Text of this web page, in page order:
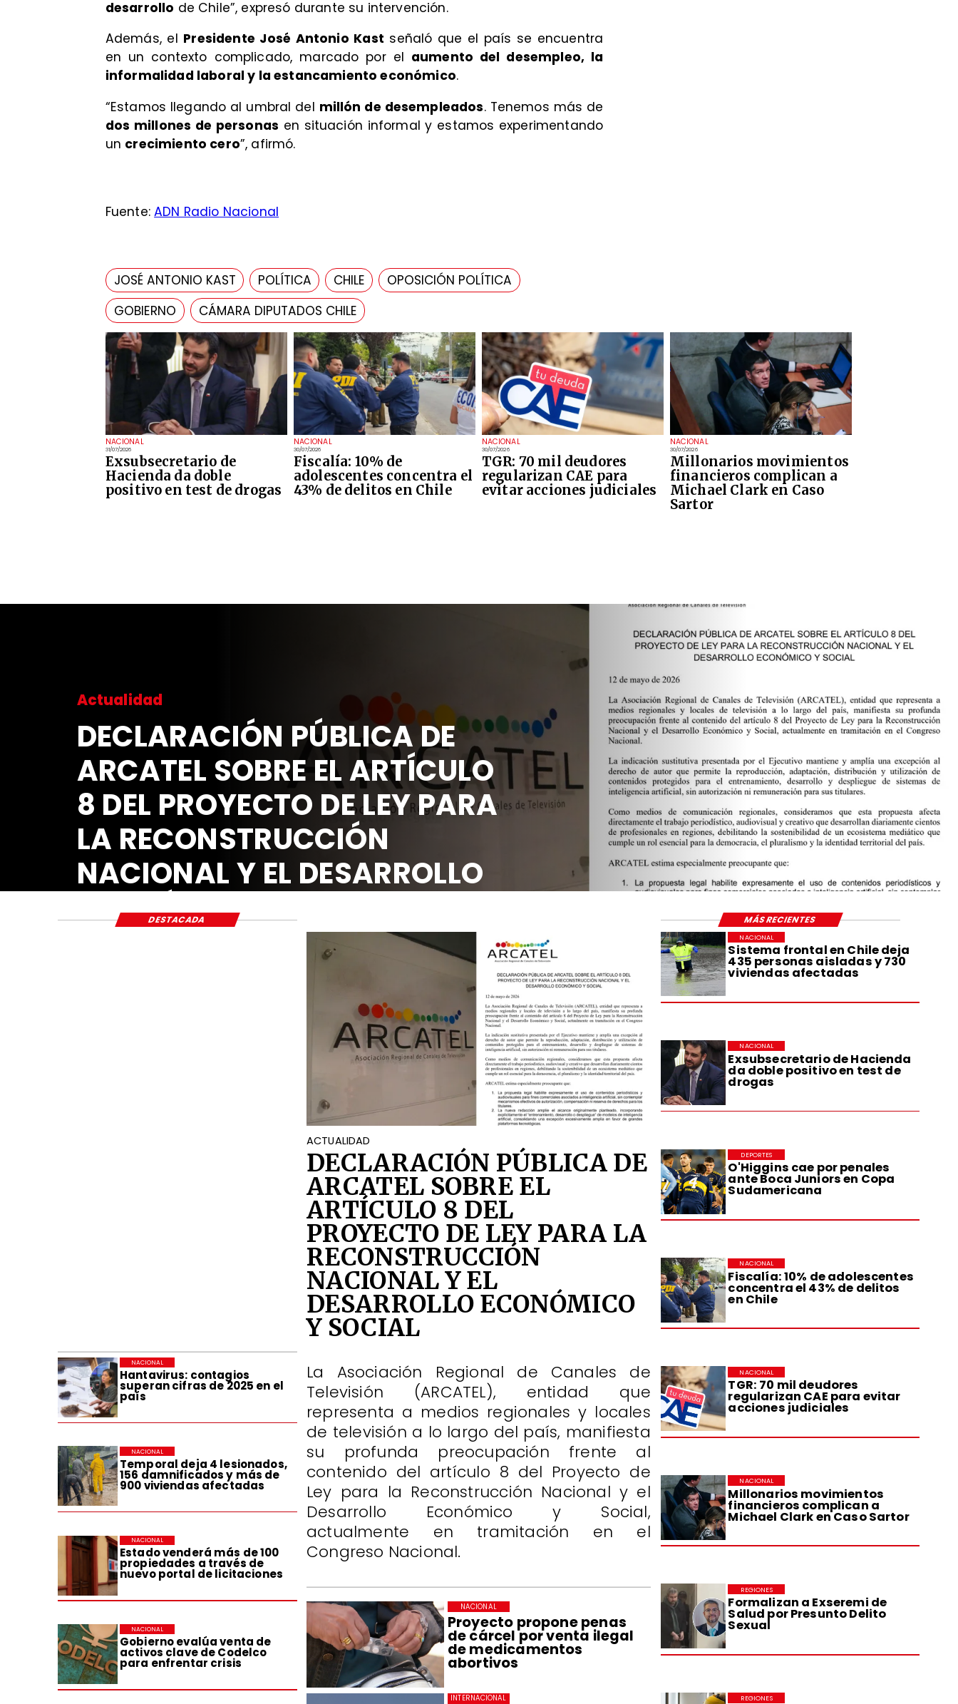
NACIONAL
31/07/2026
Exsubsecretario de
Hacienda da doble
positivo en test de drogas
NACIONAL
30/07/2026
Fiscalía: 10% de
adolescentes concentra el
43% de delitos en Chile
NACIONAL
30/07/2026
TGR: 70 mil deudores
regularizan CAE para
evitar acciones judiciales
NACIONAL
30/07/2026
Millonarios movimientos
financieros complican a
Michael Clark en Caso
Sartor
desarrollo de Chile”, expresó durante su intervención.
Además, el Presidente José Antonio Kast señaló que el país se encuentra
en un contexto complicado, marcado por el aumento del desempleo, la
informalidad laboral y la estancamiento económico.
“Estamos llegando al umbral del millón de desempleados. Tenemos más de
dos millones de personas en situación informal y estamos experimentando
un crecimiento cero”, afirmó.
Fuente:ADN Radio Nacional
JOSÉ ANTONIO KAST POLÍTICA CHILE
OPOSICIÓN POLÍTICA
GOBIERNO
CÁMARA DIPUTADOS CHILE
Actualidad
DECLARACIÓN PÚBLICA DE
ARCATEL SOBRE EL ARTÍCULO
8 DEL PROYECTO DE LEY PARA
LA RECONSTRUCCIÓN
NACIONAL Y EL DESARROLLO
ECONÓMICO Y SOCIAL
Sistema frontal en Chile deja
435 personas aisladas y 730
viviendas afectadas
NACIONAL
Exsubsecretario de Hacienda
da doble positivo en test de
drogas
NACIONAL
O'Higgins cae por penales
ante Boca Juniors en Copa
Sudamericana
DEPORTES
Fiscalía: 10% de adolescentes
concentra el 43% de delitos
en Chile
NACIONAL
TGR: 70 mil deudores
regularizan CAE para evitar
acciones judiciales
NACIONAL
Millonarios movimientos
financieros complican a
Michael Clark en Caso Sartor
NACIONAL
Formalizan a Exseremi de
Salud por Presunto Delito
Sexual
REGIONES
REGIONES
Hantavirus: contagios
superan cifras de 2025 en el
país
NACIONAL
Temporal deja 4 lesionados,
156 damnificados y más de
900 viviendas afectadas
NACIONAL
Estado venderá más de 100
propiedades a través de
nuevo portal de licitaciones
NACIONAL
Gobierno evalúa venta de
activos clave de Codelco
para enfrentar crisis
NACIONAL Proyecto propone penas
de cárcel por venta ilegal
de medicamentos
abortivos
NACIONAL
INTERNACIONAL
ACTUALIDAD
DECLARACIÓN PÚBLICA DE
ARCATEL SOBRE EL
ARTÍCULO 8 DEL
PROYECTO DE LEY PARA LA
RECONSTRUCCIÓN
NACIONAL Y EL
DESARROLLO ECONÓMICO
Y SOCIAL
La Asociación Regional de Canales de
Televisión (ARCATEL), entidad que
representa a medios regionales y locales
de televisión a lo largo del país, manifiesta
su profunda preocupación frente al
contenido del artículo 8 del Proyecto de
Ley para la Reconstrucción Nacional y el
Desarrollo Económico y Social,
actualmente en tramitación en el
Congreso Nacional.
DESTACADA MÁS RECIENTES